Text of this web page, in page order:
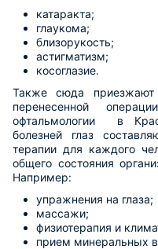
катаракта;
глаукома;
близорукость;
астигматизм;
косоглазие.
Также сюда
перенесенной
офтальмологии в
болезней глаз
терапии для каждого
общего состояния
Например:
упражнения на глаза;
массажи;
физиотерапия и
прием минеральных